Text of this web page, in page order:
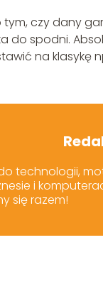
czy dany
spodni.
na klasykę
technologii,
i
się razem!